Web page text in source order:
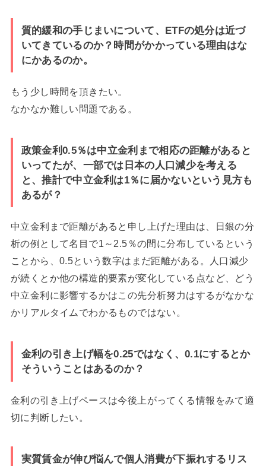
質的緩和の手じまいについて、ETFの処分は近づ
いてきているのか？時間がかかっている理由はな
にかあるのか。
もう少し時間を頂きたい。
なかなか難しい問題である。
政策金利0.5％は中立金利まで相応の距離があると
いってたが、一部では日本の人口減少を考える
と、推計で中立金利は1％に届かないという見方も
あるが？
中立金利まで距離があると申し上げた理由は、日銀の分
析の例として名目で1～2.5％の間に分布しているという
ことから、0.5という数字はまだ距離がある。人口減少
が続くとか他の構造的要素が変化している点など、どう
中立金利に影響するかはこの先分析努力はするがなかな
かリアルタイムでわかるものではない。
金利の引き上げ幅を0.25ではなく、0.1にするとか
そういうことはあるのか？
金利の引き上げペースは今後上がってくる情報をみて適
切に判断したい。
実質賃金が伸び悩んで個人消費が下振れするリス